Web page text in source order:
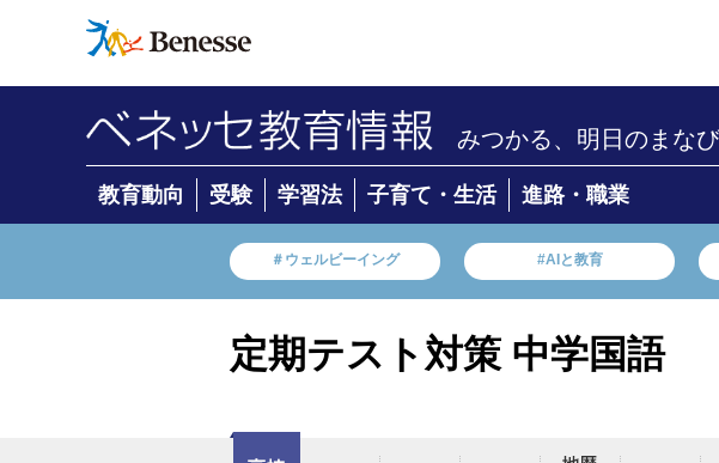
みつかる、明日のまなび
教育動向 受験 学習法 子育て・生活 進路・職業
＃ウェルビーイング #AIと教育
定期テスト対策 中学国語